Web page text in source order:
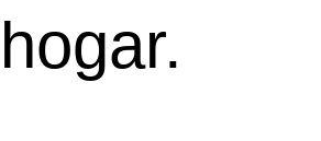
hogar.